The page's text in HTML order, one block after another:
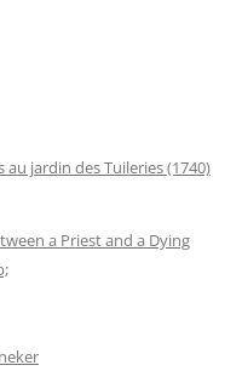
au jardin des Tuileries (1740)
a Priest and a Dying